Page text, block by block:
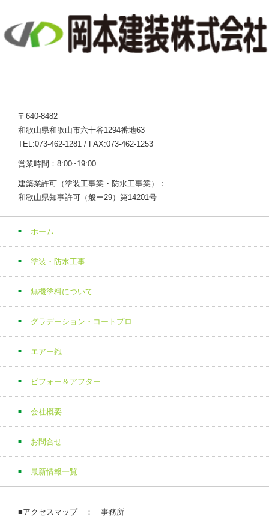
〒640-8482
和歌山県和歌山市六十谷1294番地63
TEL:073-462-1281 / FAX:073-462-1253
営業時間：8:00~19:00
建築業許可（塗装工事業・防水工事業）：
和歌山県知事許可（般ー29）第14201号
ホーム
塗装・防水工事
無機塗料について
グラデーション・コートプロ
エアー鉋
ビフォー＆アフター
会社概要
お問合せ
最新情報一覧
■アクセスマップ ： 事務所